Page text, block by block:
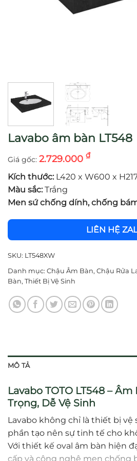
Lavabo âm bàn LT548
2.729.000 ₫
Kích thước: L420 x W600 x
Màu sắc: Trắng
Men sứ chống dính, chống
LIÊN HỆ
SKU: LT548XW
Danh mục: Chậu Âm Bàn, Chậu Rửa
Bàn, Thiết Bị Vệ Sinh
MÔ TẢ
Lavabo TOTO LT548 –
Trọng, Dễ Vệ Sinh
Lavabo không chỉ là thiết bị vệ
phần tạo nên sự tinh tế cho
Với thiết kế oval âm bàn hiện
cấp và công nghệ men chống